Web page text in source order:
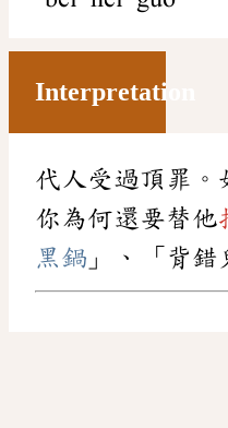
Interpretation
代人受過頂罪。
你為何還要替他
黑鍋 」、「背錯